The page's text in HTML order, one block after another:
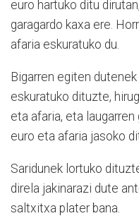
euro hartuko ditu
garagardo kaxa ere.
afaria eskuratuko du.
Bigarren egiten
eskuratuko dituzte,
eta afaria, eta
euro eta afaria jasoko
Saridunek lortuko
direla jakinarazi dute
saltxitxa plater bana.